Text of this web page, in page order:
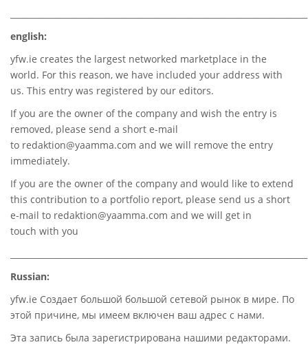
english:
yfw.ie creates the largest networked marketplace in the
world. For this reason, we have included your address with
us. This entry was registered by our editors.
If you are the owner of the company and wish the entry is
removed, please send a short e-mail
to redaktion@yaamma.com and we will remove the entry
immediately.
If you are the owner of the company and would like to extend
this contribution to a portfolio report, please send us a short
e-mail to redaktion@yaamma.com and we will get in
touch with you
Russian:
yfw.ie Создает большой большой сетевой рынок в мире. По
этой причине, мы имеем включен ваш адрес с нами.
Эта запись была зарегистрирована нашими редакторами.